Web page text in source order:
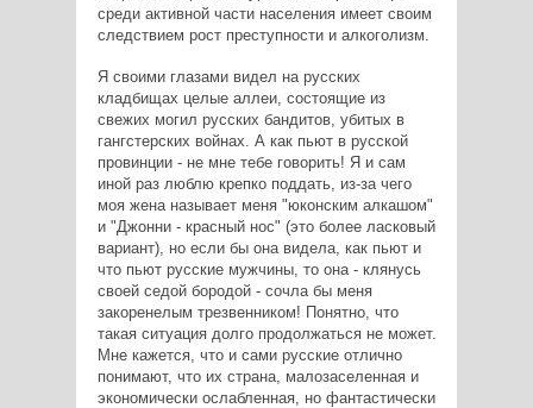
среди активной части населения имеет своим
следствием рост преступности и алкоголизм.
Я своими глазами видел на русских
кладбищах целые аллеи, состоящие из
свежих могил русских бандитов, убитых в
гангстерских войнах. А как пьют в русской
провинции - не мне тебе говорить! Я и сам
иной раз люблю крепко поддать, из-за чего
моя жена называет меня "юконским алкашом"
и "Джонни - красный нос" (это более ласковый
вариант), но если бы она видела, как пьют и
что пьют русские мужчины, то она - клянусь
своей седой бородой - сочла бы меня
закоренелым трезвенником! Понятно, что
такая ситуация долго продолжаться не может.
Мне кажется, что и сами русские отлично
понимают, что их страна, малозаселенная и
экономически ослабленная, но фантастически